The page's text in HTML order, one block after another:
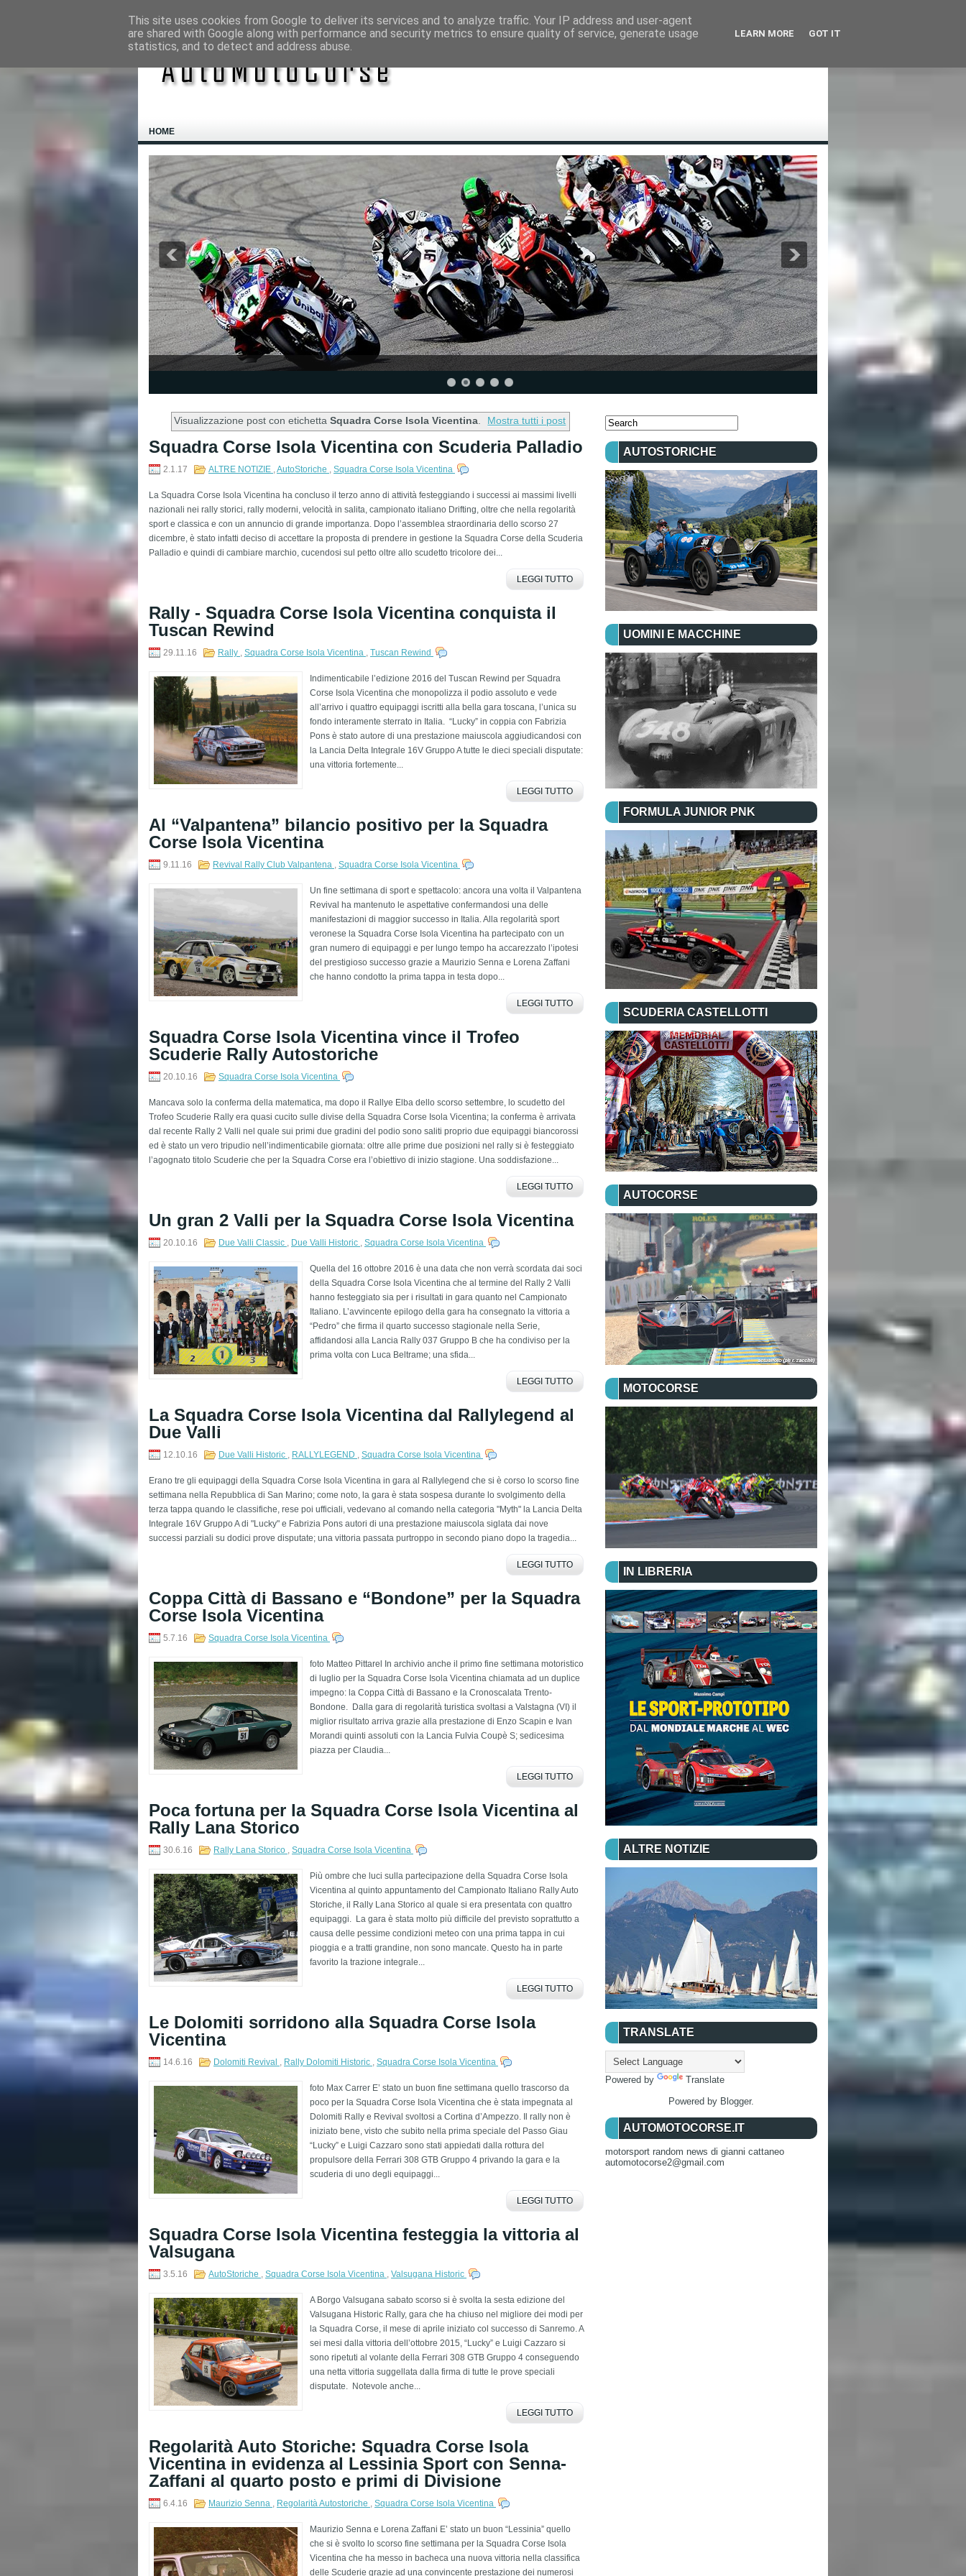
HOME
Visualizzazione post con etichetta Squadra Corse Isola Vicentina. Mostra tutti i post
​Squadra Corse Isola Vicentina con Scuderia Palladio
2.1.17 ALTRE NOTIZIE AutoStoriche Squadra Corse Isola Vicentina
La Squadra Corse Isola Vicentina ha concluso il terzo anno di attività festeggiando i successi ai massimi livelli
nazionali nei rally storici, rally moderni, velocità in salita, campionato italiano Drifting, oltre che nella regolarità
sport e classica e con un annuncio di grande importanza. Dopo l’assemblea straordinaria dello scorso 27
dicembre, è stato infatti deciso di accettare la proposta di prendere in gestione la Squadra Corse della Scuderia
Palladio e quindi di cambiare marchio, cucendosi sul petto oltre allo scudetto tricolore dei...
LEGGI TUTTO
Rally - Squadra Corse Isola Vicentina conquista il
Tuscan Rewind
29.11.16 Rally Squadra Corse Isola Vicentina Tuscan Rewind
Indimenticabile l’edizione 2016 del Tuscan Rewind per Squadra
Corse Isola Vicentina che monopolizza il podio assoluto e vede
all’arrivo i quattro equipaggi iscritti alla bella gara toscana, l’unica su
fondo interamente sterrato in Italia. “Lucky” in coppia con Fabrizia
Pons è stato autore di una prestazione maiuscola aggiudicandosi con
la Lancia Delta Integrale 16V Gruppo A tutte le dieci speciali disputate:
una vittoria fortemente...
LEGGI TUTTO
​Al “Valpantena” bilancio positivo per la Squadra
Corse Isola Vicentina
9.11.16 Revival Rally Club Valpantena Squadra Corse Isola Vicentina
Un fine settimana di sport e spettacolo: ancora una volta il Valpantena
Revival ha mantenuto le aspettative confermandosi una delle
manifestazioni di maggior successo in Italia. Alla regolarità sport
veronese la Squadra Corse Isola Vicentina ha partecipato con un
gran numero di equipaggi e per lungo tempo ha accarezzato l’ipotesi
del prestigioso successo grazie a Maurizio Senna e Lorena Zaffani
che hanno condotto la prima tappa in testa dopo...
LEGGI TUTTO
​Squadra Corse Isola Vicentina vince il Trofeo
Scuderie Rally Autostoriche
20.10.16 Squadra Corse Isola Vicentina
Mancava solo la conferma della matematica, ma dopo il Rallye Elba dello scorso settembre, lo scudetto del
Trofeo Scuderie Rally era quasi cucito sulle divise della Squadra Corse Isola Vicentina; la conferma è arrivata
dal recente Rally 2 Valli nel quale sui primi due gradini del podio sono saliti proprio due equipaggi biancorossi
ed è stato un vero tripudio nell’indimenticabile giornata: oltre alle prime due posizioni nel rally si è festeggiato
l’agognato titolo Scuderie che per la Squadra Corse era l’obiettivo di inizio stagione. Una soddisfazione...
LEGGI TUTTO
​Un gran 2 Valli per la Squadra Corse Isola Vicentina
20.10.16 Due Valli Classic Due Valli Historic Squadra Corse Isola Vicentina
Quella del 16 ottobre 2016 è una data che non verrà scordata dai soci
della Squadra Corse Isola Vicentina che al termine del Rally 2 Valli
hanno festeggiato sia per i risultati in gara quanto nel Campionato
Italiano. L’avvincente epilogo della gara ha consegnato la vittoria a
“Pedro” che firma il quarto successo stagionale nella Serie,
affidandosi alla Lancia Rally 037 Gruppo B che ha condiviso per la
prima volta con Luca Beltrame; una sfida...
LEGGI TUTTO
La Squadra Corse Isola Vicentina dal Rallylegend al
Due Valli
12.10.16 Due Valli Historic RALLYLEGEND Squadra Corse Isola Vicentina
Erano tre gli equipaggi della Squadra Corse Isola Vicentina in gara al Rallylegend che si è corso lo scorso fine
settimana nella Repubblica di San Marino; come noto, la gara è stata sospesa durante lo svolgimento della
terza tappa quando le classifiche, rese poi ufficiali, vedevano al comando nella categoria "Myth" la Lancia Delta
Integrale 16V Gruppo A di "Lucky" e Fabrizia Pons autori di una prestazione maiuscola siglata dai nove
successi parziali su dodici prove disputate; una vittoria passata purtroppo in secondo piano dopo la tragedia...
LEGGI TUTTO
Coppa Città di Bassano e “Bondone” per la Squadra
Corse Isola Vicentina
5.7.16 Squadra Corse Isola Vicentina
foto Matteo Pittarel In archivio anche il primo fine settimana motoristico
di luglio per la Squadra Corse Isola Vicentina chiamata ad un duplice
impegno: la Coppa Città di Bassano e la Cronoscalata Trento-
Bondone. Dalla gara di regolarità turistica svoltasi a Valstagna (VI) il
miglior risultato arriva grazie alla prestazione di Enzo Scapin e Ivan
Morandi quinti assoluti con la Lancia Fulvia Coupè S; sedicesima
piazza per Claudia...
LEGGI TUTTO
​Poca fortuna per la Squadra Corse Isola Vicentina al
Rally Lana Storico
30.6.16 Rally Lana Storico Squadra Corse Isola Vicentina
Più ombre che luci sulla partecipazione della Squadra Corse Isola
Vicentina al quinto appuntamento del Campionato Italiano Rally Auto
Storiche, il Rally Lana Storico al quale si era presentata con quattro
equipaggi. La gara è stata molto più difficile del previsto soprattutto a
causa delle pessime condizioni meteo con una prima tappa in cui
pioggia e a tratti grandine, non sono mancate. Questo ha in parte
favorito la trazione integrale...
LEGGI TUTTO
​Le Dolomiti sorridono alla Squadra Corse Isola
Vicentina
14.6.16 Dolomiti Revival Rally Dolomiti Historic Squadra Corse Isola Vicentina
foto Max Carrer E’ stato un buon fine settimana quello trascorso da
poco per la Squadra Corse Isola Vicentina che è stata impegnata al
Dolomiti Rally e Revival svoltosi a Cortina d’Ampezzo. Il rally non è
iniziato bene, visto che subito nella prima speciale del Passo Giau
“Lucky” e Luigi Cazzaro sono stati appiedati dalla rottura del
propulsore della Ferrari 308 GTB Gruppo 4 privando la gara e la
scuderia di uno degli equipaggi...
LEGGI TUTTO
​Squadra Corse Isola Vicentina festeggia la vittoria al
Valsugana
3.5.16 AutoStoriche Squadra Corse Isola Vicentina Valsugana Historic
A Borgo Valsugana sabato scorso si è svolta la sesta edizione del
Valsugana Historic Rally, gara che ha chiuso nel migliore dei modi per
la Squadra Corse, il mese di aprile iniziato col successo di Sanremo. A
sei mesi dalla vittoria dell’ottobre 2015, “Lucky” e Luigi Cazzaro si
sono ripetuti al volante della Ferrari 308 GTB Gruppo 4 conseguendo
una netta vittoria suggellata dalla firma di tutte le prove speciali
disputate. Notevole anche...
LEGGI TUTTO
Regolarità Auto Storiche: Squadra Corse Isola
Vicentina in evidenza al Lessinia Sport con Senna-
Zaffani al quarto posto e primi di Divisione
6.4.16 Maurizio Senna Regolarità Autostoriche Squadra Corse Isola Vicentina
Maurizio Senna e Lorena Zaffani E’ stato un buon “Lessinia” quello
che si è svolto lo scorso fine settimana per la Squadra Corse Isola
Vicentina che ha messo in bacheca una nuova vittoria nella classifica
delle Scuderie grazie ad una convincente prestazione dei numerosi
AUTOSTORICHE
UOMINI E MACCHINE
FORMULA JUNIOR PNK
SCUDERIA CASTELLOTTI
AUTOCORSE
MOTOCORSE
IN LIBRERIA
ALTRE NOTIZIE
TRANSLATE
Powered by
Translate
Powered by Blogger.
AUTOMOTOCORSE.IT
motorsport random news di gianni cattaneo
automotocorse2@gmail.com
This site uses cookies from Google to deliver its services and to analyze traffic. Your IP address and user-agent
are shared with Google along with performance and security metrics to ensure quality of service, generate usage
statistics, and to detect and address abuse.
LEARN MORE GOT IT